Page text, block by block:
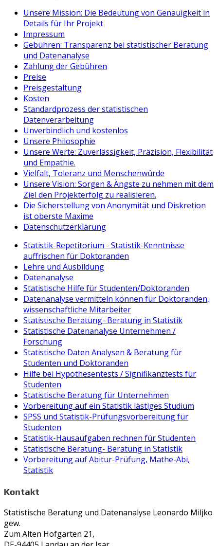
Unsere Mission: Die Bedeutung von Genauigkeit in
Details für Ihr Projekt
Impressum
Gebühren: Transparenz bei statistischer Beratung
und Datenanalyse
Zahlung der Gebühren
Preise
Preisgestaltung
Kosten
Standardprozess der statistischen
Datenverarbeitung
Unverbindlich und kostenlos
Unsere Philosophie
Unsere Werte: Zuverlässigkeit, Präzision, Flexibilität
und Empathie.
Vielfalt, Toleranz und Menschenwürde
Unsere Vision: Sorgen & Ängste zu nehmen mit dem
Ziel den Projekterfolg zu realisieren.
Die Sicherstellung von Anonymität und Diskretion
ist oberste Maxime
Datenschutzerklärung
Statistik-Repetitorium - Statistik-Kenntnisse
auffrischen für Doktoranden
Lehre und Ausbildung
Datenanalyse
Statistische Hilfe für Studenten/Doktoranden
Datenanalyse vermitteln können für Doktoranden,
wissenschaftliche Mitarbeiter
Statistische Beratung- Beratung in Statistik
Statistische Datenanalyse Unternehmen /
Forschung
Statistische Daten Analysen & Beratung für
Studenten und Doktoranden
Hilfe bei Hypothesentests / Signifikanztests für
Studenten
Statistische Beratung für Unternehmen
Vorbereitung auf ein Statistik lästiges Studium
SPSS und Statistik-Prüfungsvorbereitung für
Studenten
Statistik-Hausaufgaben rechnen für Studenten
Statistische Beratung- Beratung in Statistik
Vorbereitung auf Abitur-Prüfung, Mathe-Abi,
Statistik
Kontakt
Statistische Beratung und Datenanalyse Leonardo Miljko
gew.
Zum Alten Hofgarten 21,